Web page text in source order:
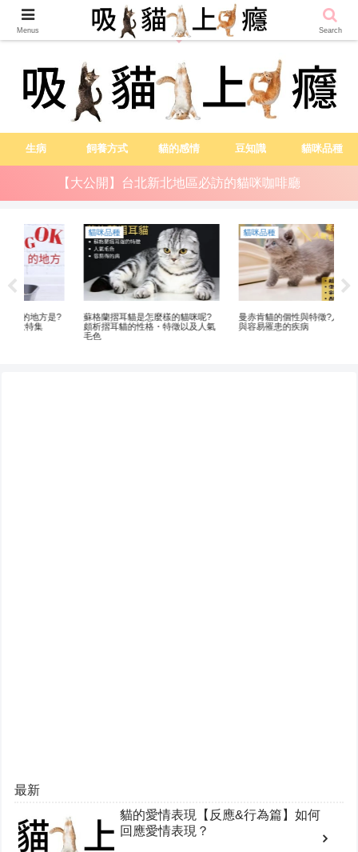
越吸貓越健康
生病 飼養方式 貓的感情 豆知識 貓咪品種
【大公開】台北新北地區必訪的貓咪咖啡廳
貓咪品種
蘇格蘭摺耳貓是怎麼樣的貓咪呢?
頗析摺耳貓的性格・特徵以及人氣
貓咪品種
曼赤肯貓的個性與特徵?人氣毛色
與容易罹患的疾病
最新
貓的愛情表現【反應&行為篇】如何
回應愛情表現？
Menus Search